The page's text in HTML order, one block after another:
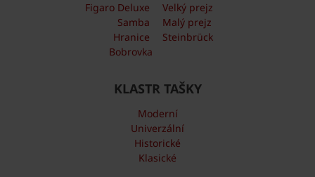
Figaro Deluxe
Samba
Hranice
Bobrovka
Velký prejz
Malý prejz
Steinbrück
KLASTR TAŠKY
Moderní
Univerzální
Historické
Klasické